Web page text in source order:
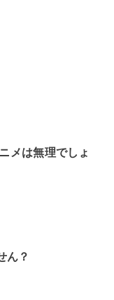
メは無理でしょ
ん？